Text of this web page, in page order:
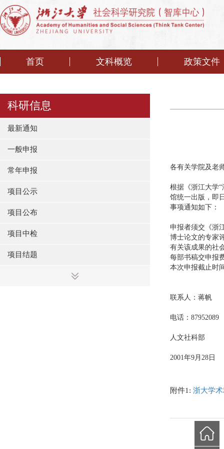
首页 文科概览 政策文件
科研信息
最新通知
一般申报
常年申报
项目公示
项目公布
项目中检
项目结题
各有关学院及老
根据《浙江大学
馆统一出版，即
事项通知如下：
申报者须交《浙
博士论文的专家
有关该成果的社
每部书稿交申报
本次申报截止时
联系人：蒋帆
电话：87952089
人文社科部
2001年9月28日
附件1: 浙大学